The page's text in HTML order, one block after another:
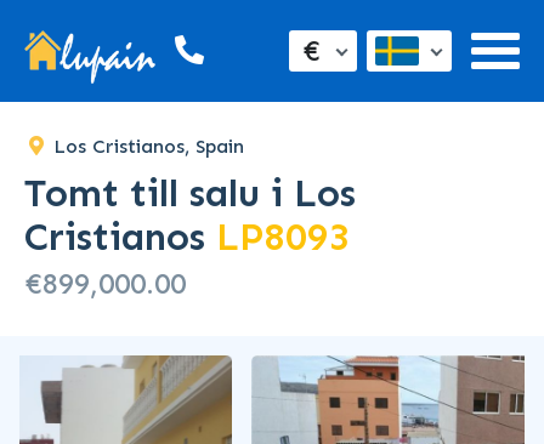
€
Los Cristianos, Spain
Tomt till salu i Los
Cristianos LP8093
€899,000.00